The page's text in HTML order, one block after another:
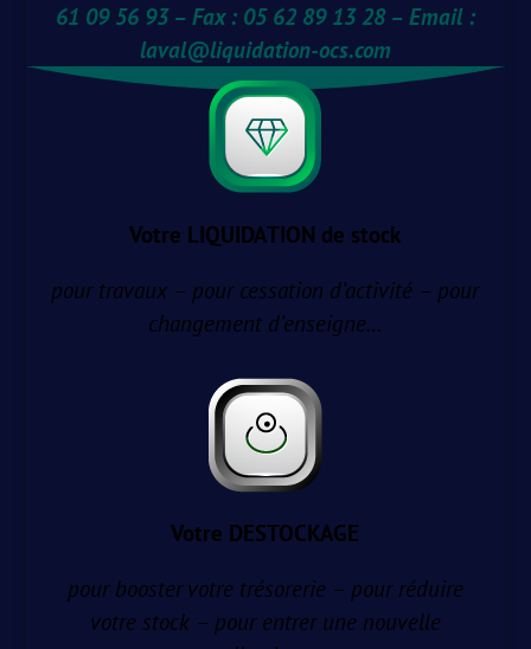
61 09 56 93 – Fax : 05 62 89 13 28 – Email :
laval@liquidation-ocs.com
Votre LIQUIDATION de stock
pour travaux – pour cessation d’activité – pour
changement d’enseigne…
Votre DESTOCKAGE
pour booster votre trésorerie – pour réduire
votre stock – pour entrer une nouvelle